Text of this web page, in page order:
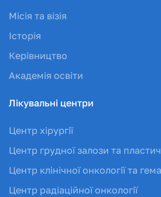
Місія та візія
Історія
Керівництво
Академія освіти
Лікувальні центри
Центр хірургії
Центр грудної залози та
Центр клінічної онкології та
Центр радіаційної онкології